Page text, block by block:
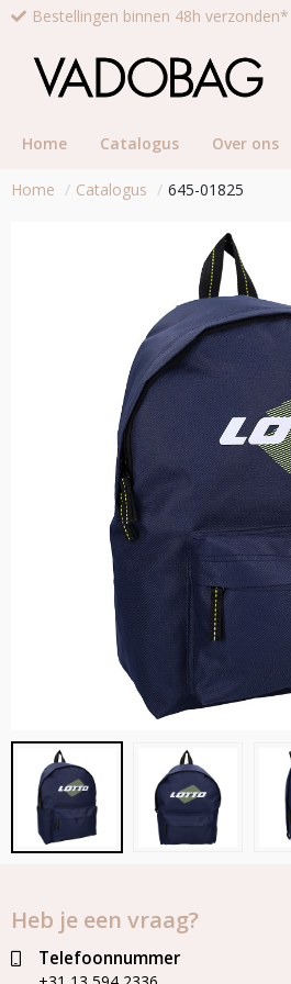
Bestellingen binnen 48h verzonden*
Home Catalogus Over ons
Home Catalogus 645-01825
Heb je een vraag?
Telefoonnummer